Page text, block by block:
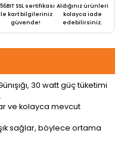
SSL sertifikası
kart bilgileriniz
güvende!
Aldığınız ürünleri
kolayca iade
edebilirsiniz.
30 watt güç tüketimi
ve kolayca mevcut
sağlar, böylece ortama